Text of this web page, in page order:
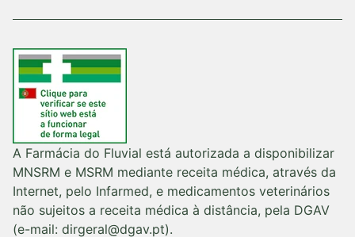
A Farmácia do Fluvial está autorizada a disponibilizar
MNSRM e MSRM mediante receita médica, através da
Internet, pelo Infarmed, e medicamentos veterinários
não sujeitos a receita médica à distância, pela DGAV
(e-mail: dirgeral@dgav.pt).